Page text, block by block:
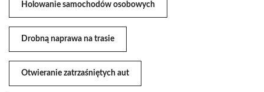
Holowanie samochodów osobowych
Drobną naprawa na trasie
Otwieranie zatrzaśniętych aut